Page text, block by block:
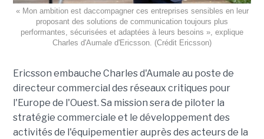
« Mon ambition est daccompagner ces entreprises sensibles en leur
proposant des solutions de communication toujours plus
performantes, sécurisées et adaptées à leurs besoins », explique
Charles d'Aumale d'Ericsson. (Crédit Ericsson)
Ericsson embauche Charles d'Aumale au poste de
directeur commercial des réseaux critiques pour
l'Europe de l'Ouest. Sa mission sera de piloter la
stratégie commerciale et le développement des
activités de l'équipementier auprès des acteurs de la